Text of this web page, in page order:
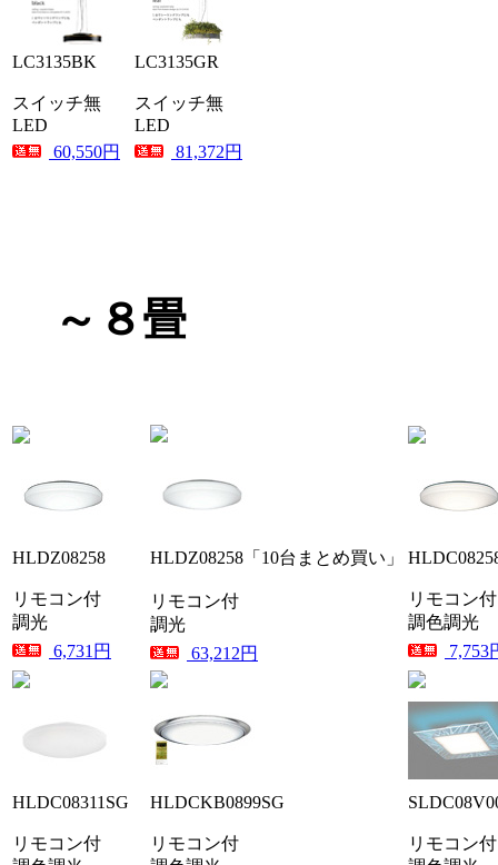
LC3135BK
スイッチ無
LED
60,550円
LC3135GR
スイッチ無
LED
81,372円
～８畳
HLDZ08258
リモコン付
調光
6,731円
HLDZ08258「10台まとめ買い」
リモコン付
調光
63,212円
リモコン付
調色調光
7,753
HLDC08311SG
リモコン付
HLDCKB0899SG
リモコン付
リモコン付